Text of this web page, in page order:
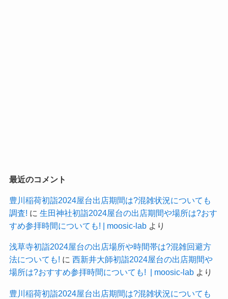
最近のコメント
豊川稲荷初詣2024屋台出店期間は?混雑状況についても
調査! に 生田神社初詣2024屋台の出店期間や場所は?おす
すめ参拝時間についても! | moosic-labより
浅草寺初詣2024屋台の出店場所や時間帯は?混雑回避方
法についても! に 西新井大師初詣2024屋台の出店期間や
場所は?おすすめ参拝時間についても! | moosic-labより
豊川稲荷初詣2024屋台出店期間は?混雑状況についても